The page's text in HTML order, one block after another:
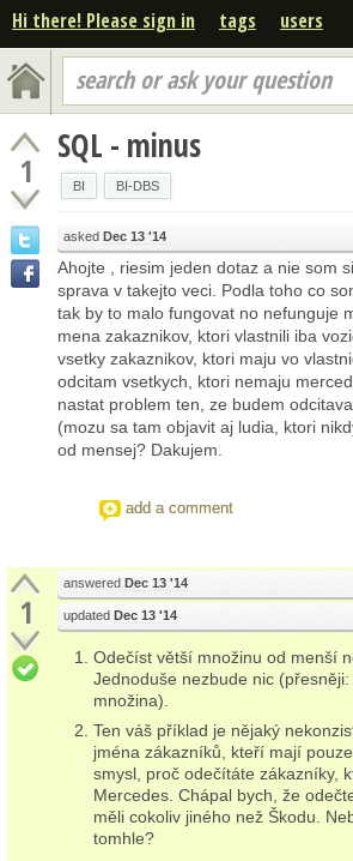
Hi there! Please sign in tags users
search or ask your question
1
SQL - minus
BI BI-DBS
asked Dec 13 '14
Ahojte , riesim jeden dotaz a nie som
sprava v takejto veci. Podla toho co
tak by to malo fungovat no nefunguje
mena zakaznikov, ktori vlastnili iba
vsetky zakaznikov, ktori maju vo
odcitam vsetkych, ktori nemaju
nastat problem ten, ze budem
(mozu sa tam objavit aj ludia, ktori
od mensej? Dakujem.
add a comment
1
answered Dec 13 '14
updated Dec 13 '14
Odečíst větší množinu od menší
Jednoduše nezbude nic
množina).
Ten váš příklad je nějaký
jména zákazníků, kteří mají
smysl, proč odečítáte zákazníky,
Mercedes. Chápal bych, že
měli cokoliv jiného než Škodu.
tomhle?